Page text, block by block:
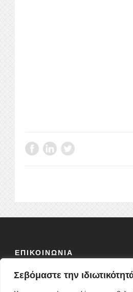
Σεβόμαστε την
ΕΠΙΚΟΙΝΩΝΙΑ
ΟΔΟΣ:ΦΕΙΔΙΟΥ 10 Τ.Κ 10678
ΤΗΛ: 2103838304